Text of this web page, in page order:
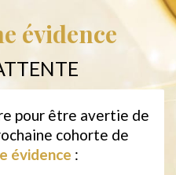
évidence
pour être avertie de
cohorte de
évidence :